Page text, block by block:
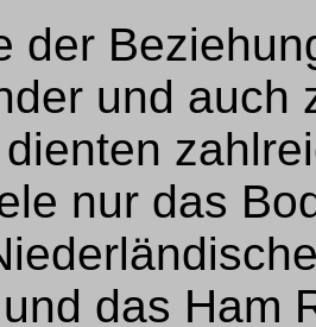
der
und auch
nur das
das Ham